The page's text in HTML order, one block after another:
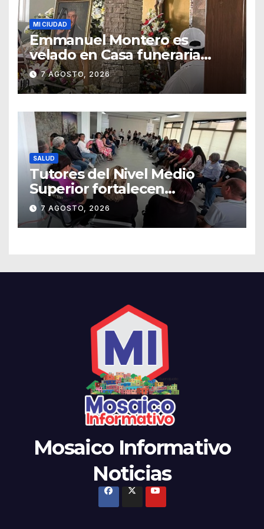
MI CIUDAD
Emmanuel Montero es
velado en Casa funeraria
Forasté
7 AGOSTO, 2026
SALUD
Tutores del Nivel Medio
Superior fortalecen
estrategias para la
prevención de la violencia en
el noviazgo
7 AGOSTO, 2026
Mosaico Informativo
Noticias